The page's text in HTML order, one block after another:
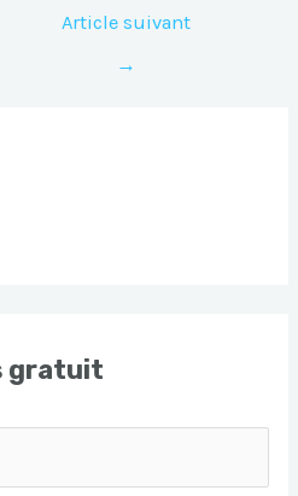
Article suivant
→
gratuit